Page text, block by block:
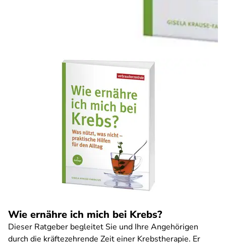
Wie ernähre ich mich bei Krebs?
Dieser Ratgeber begleitet Sie und Ihre Angehörigen
durch die kräftezehrende Zeit einer Krebstherapie. Er